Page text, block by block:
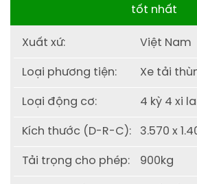
tốt nhất
Xuất xứ: Việt Nam
Loại phương tiện: Xe tải
Loại động cơ: 4 kỳ 4 xi
Kích thước (D-R-C): 3.570 x
Tải trọng cho phép: 900kg